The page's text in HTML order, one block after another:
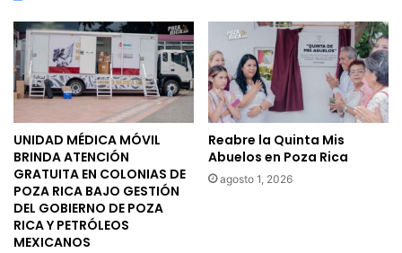
UNIDAD MÉDICA MÓVIL
BRINDA ATENCIÓN
GRATUITA EN COLONIAS DE
POZA RICA BAJO GESTIÓN
DEL GOBIERNO DE POZA
RICA Y PETRÓLEOS
MEXICANOS
Reabre la Quinta Mis
Abuelos en Poza Rica
agosto 1, 2026